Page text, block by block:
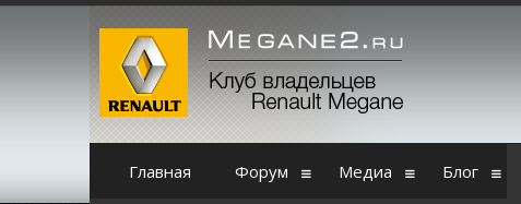
Главная Форум Медиа Блог